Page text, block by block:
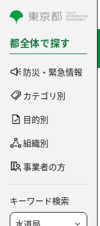
コンテンツにスキップ
都全体で探す
防災・緊急情報
カテゴリ別
目的別
組織別
事業者の方
キーワード検索